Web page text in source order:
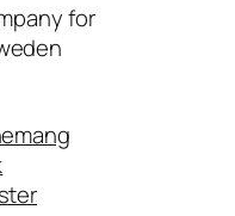
for